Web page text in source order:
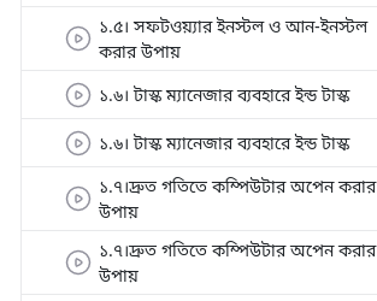
১.৫। সফটওয়্যার ইনস্টল ও আন-ইনস্টল
করার উপায়
১.৬। টাস্ক ম্যানেজার ব্যবহারে ইন্ড টাস্ক
১.৬। টাস্ক ম্যানেজার ব্যবহারে ইন্ড টাস্ক
১.৭।দ্রুত গতিতে কম্পিউটার অপেন করার
উপায়
১.৭।দ্রুত গতিতে কম্পিউটার অপেন করার
উপায়